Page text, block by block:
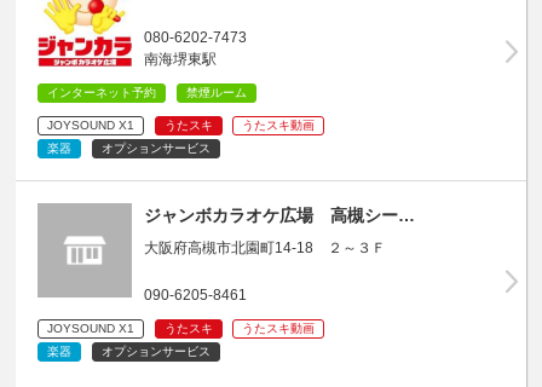
080-6202-7473
南海堺東駅
インターネット予約 禁煙ルーム
JOYSOUND X1 うたスキ
うたスキ動画
楽器
オプションサービス
ジャンボカラオケ広場 高槻シー…
大阪府高槻市北園町14-18 ２～３Ｆ
090-6205-8461
JOYSOUND X1 うたスキ
うたスキ動画
楽器
オプションサービス